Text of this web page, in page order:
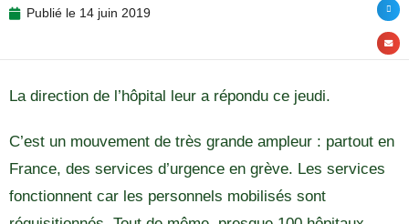
Publié le 14 juin 2019
La direction de l’hôpital leur a répondu ce jeudi.
C’est un mouvement de très grande ampleur : partout en
France, des services d’urgence en grève. Les services
fonctionnent car les personnels mobilisés sont